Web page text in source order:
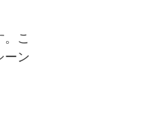
こ
ーン